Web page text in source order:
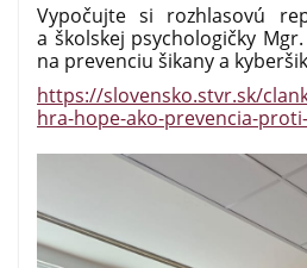
Vypočujte si rozhlasovú
a školskej psychologičky
na prevenciu šikany a
https://slovensko.stvr.sk/
hra-hope-ako-prevencia-